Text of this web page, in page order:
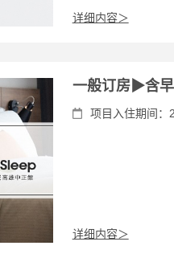
详细内容＞
一般订房▶含
项目入住期间：
详细内容＞